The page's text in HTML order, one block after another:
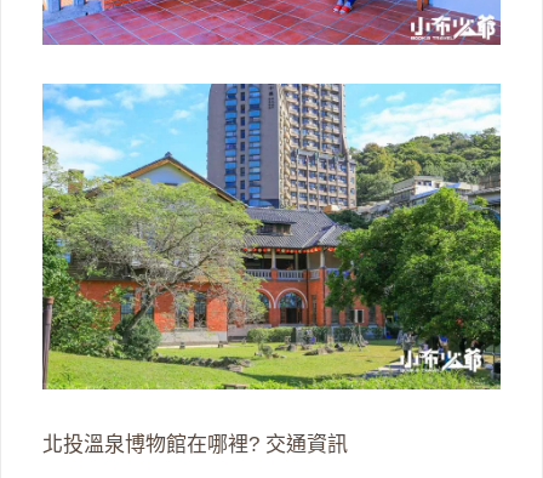
北投溫泉博物館在哪裡? 交通資訊